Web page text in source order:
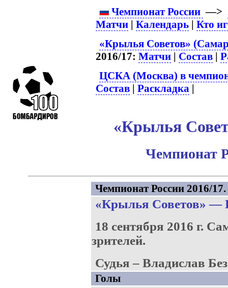
Чемпионат России —>
Матчи |Календарь |Кто
«Крылья Советов»
2016/17:Матчи | Состав |
ЦСКА (Москва) в
Состав |Раскладка |
«Крылья
Чемпионат
Чемпионат России 2016/
«Крылья Советов» —
18 сентября 2016 г.
зрителей.
Судья – Владислав
Голы